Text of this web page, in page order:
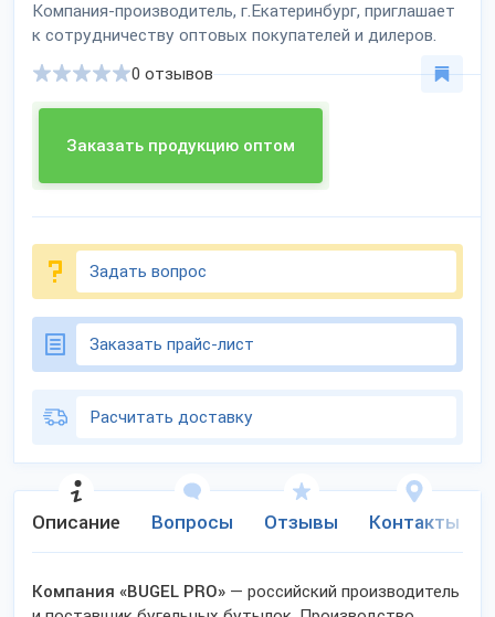
Компания-производитель, г.Екатеринбург, приглашает
к сотрудничеству оптовых покупателей и дилеров.
Заказать продукцию оптом
0 отзывов
Задать вопрос
Заказать прайс-лист
Расчитать доставку
Описание Вопросы Отзывы Контакты
Компания «BUGEL PRO» — российский производитель